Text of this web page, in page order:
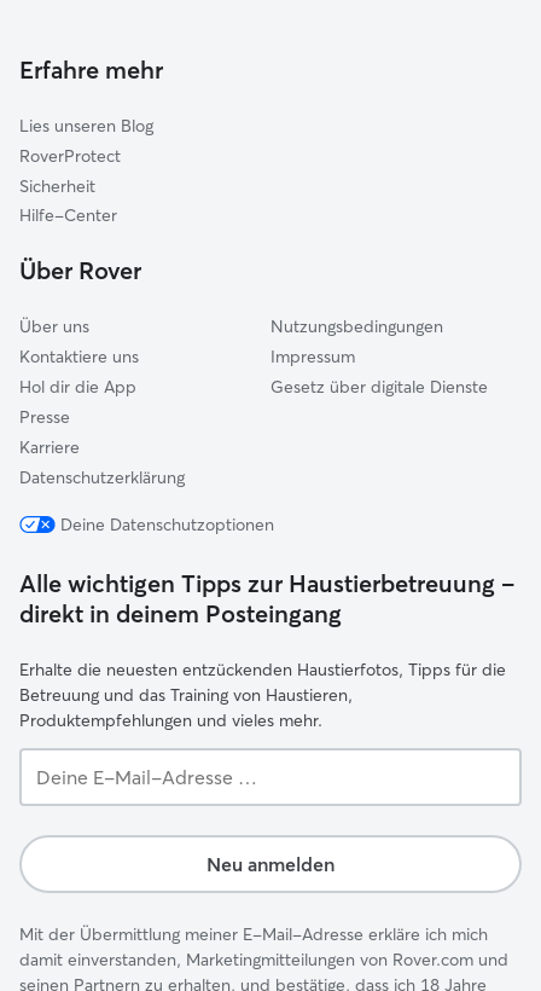
Uedem
Rees
Isselburg
Kevelaer
Xanten
Gassi-Service in Kleve
Erfahre mehr
Lies unseren Blog
RoverProtect
Sicherheit
Hilfe-Center
Über Rover
Über uns
Kontaktiere uns
Hol dir die App
Presse
Karriere
Datenschutzerklärung
Nutzungsbedingungen
Impressum
Gesetz über digitale Dienste
Deine Datenschutzoptionen
Alle wichtigen Tipps zur Haustierbetreuung –
direkt in deinem Posteingang
Erhalte die neuesten entzückenden Haustierfotos, Tipps für die
Betreuung und das Training von Haustieren,
Produktempfehlungen und vieles mehr.
E-
Adresse …
Neu anmelden
Mit der Übermittlung meiner E-Mail-Adresse erkläre ich mich
damit einverstanden, Marketingmitteilungen von Rover.com und
seinen Partnern zu erhalten, und bestätige, dass ich 18 Jahre